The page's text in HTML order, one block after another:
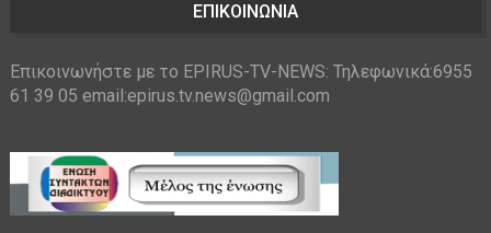
ΕΠΙΚΟΙΝΩΝΙΑ
Επικοινωνήστε με το EPIRUS-TV-NEWS: Τηλεφωνικά:6955
61 39 05 email:epirus.tv.news@gmail.com